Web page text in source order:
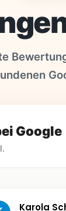
Google
Karola